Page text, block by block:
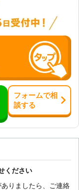
フォームで相
談する
ください
りましたら、ご連絡